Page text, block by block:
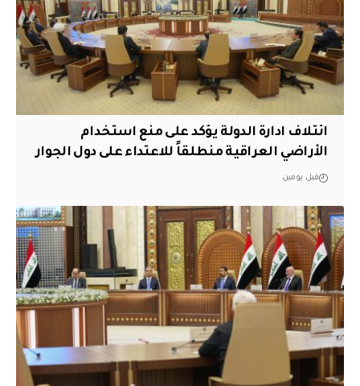
ائتلاف ادارة الدولة يؤكد على منع استخدام
الأراضي العراقية منطلقاً للاعتداء على دول الجوار
قبل يومين